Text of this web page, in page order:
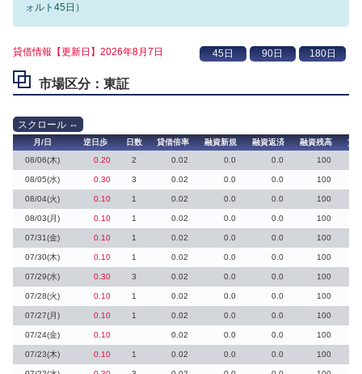
ォルト45日）
貸借情報【更新日】2026年8月7日
市場区分：東証
月/日 逆日歩 日数 貸借倍率 融資新規 融資返済 融資残高
貸
08/06(木)
0.20 2 0.02 0.0 0.0 100
08/05(水) 0.30 3 0.02 0.0 0.0 100
08/04(火) 0.10 1 0.02 0.0 0.0 100
08/03(月) 0.10 1 0.02 0.0 0.0 100
07/31(金) 0.10 1 0.02 0.0 0.0 100
07/30(木) 0.10 1 0.02 0.0 0.0 100
07/29(水) 0.30 3 0.02 0.0 0.0 100
07/28(火) 0.10 1 0.02 0.0 0.0 100
07/27(月) 0.10 1 0.02 0.0 0.0 100
07/24(金) 0.10 0.02 0.0 0.0 100
07/23(木) 0.10 1 0.02 0.0 0.0 100